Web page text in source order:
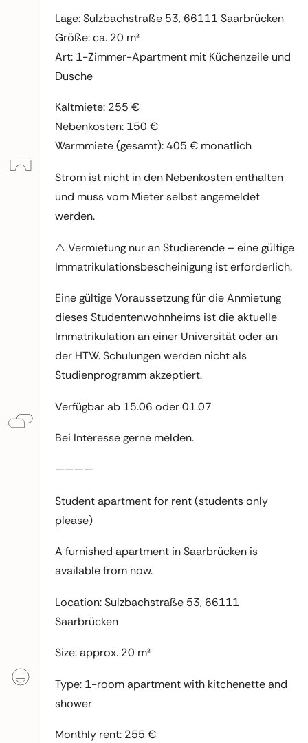
Lage: Sulzbachstraße 53, 66111 Saarbrücken
Größe: ca. 20 m²
Art: 1-Zimmer-Apartment mit Küchenzeile und
Dusche
Kaltmiete: 255 €
Nebenkosten: 150 €
Warmmiete (gesamt): 405 € monatlich
Strom ist nicht in den Nebenkosten enthalten
und muss vom Mieter selbst angemeldet
werden.
⚠️ Vermietung nur an Studierende – eine gültige
Immatrikulationsbescheinigung ist erforderlich.
Eine gültige Voraussetzung für die Anmietung
dieses Studentenwohnheims ist die aktuelle
Immatrikulation an einer Universität oder an
der HTW. Schulungen werden nicht als
Studienprogramm akzeptiert.
Verfügbar ab 15.06 oder 01.07
Bei Interesse gerne melden.
————
Student apartment for rent (students only
please)
A furnished apartment in Saarbrücken is
available from now.
Location: Sulzbachstraße 53, 66111
Saarbrücken
Size: approx. 20 m²
Type: 1-room apartment with kitchenette and
shower
Monthly rent: 255 €